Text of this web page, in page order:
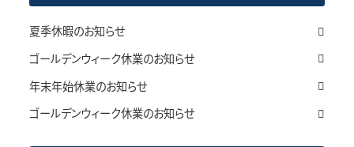
夏季休暇のお知らせ
ゴールデンウィーク休業のお知らせ
年末年始休業のお知らせ
ゴールデンウィーク休業のお知らせ